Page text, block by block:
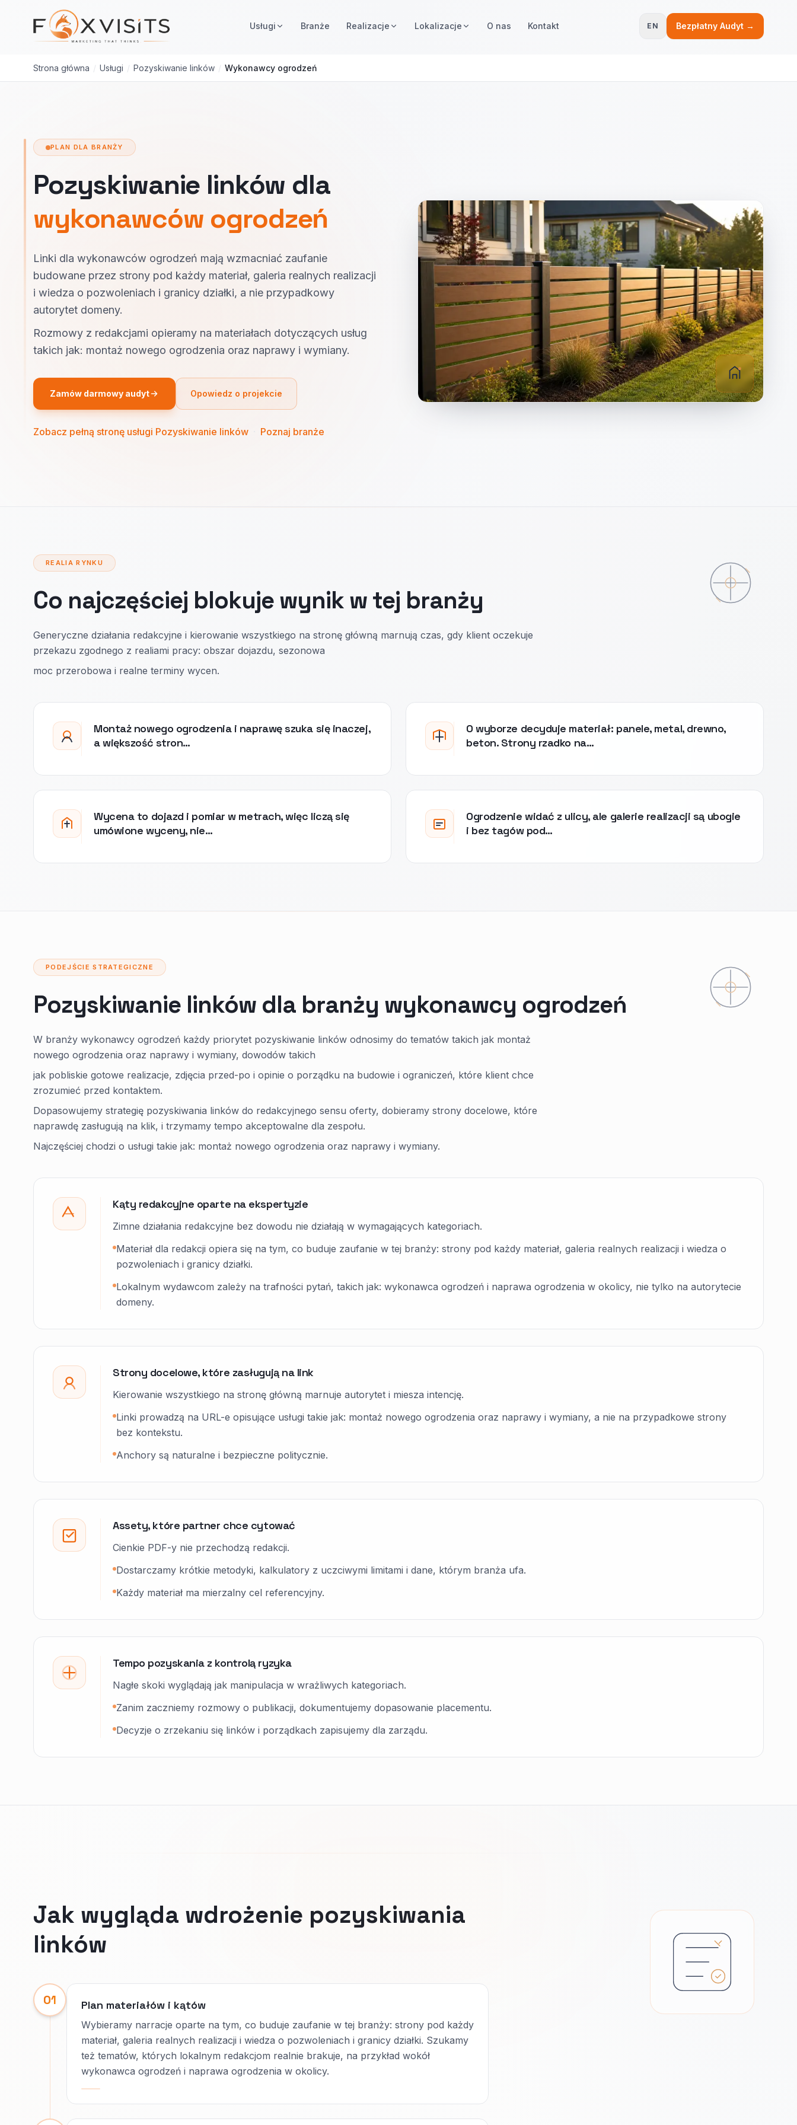
Przejdź do treści głównej
Usługi Branże Realizacje Lokalizacje O nas Kontakt EN Bezpłatny Audyt →
Strona główna / Usługi / Pozyskiwanie linków / Wykonawcy ogrodzeń
PLAN DLA BRANŻY
Pozyskiwanie linków dla
wykonawców ogrodzeń
Linki dla wykonawców ogrodzeń mają wzmacniać zaufanie
budowane przez strony pod każdy materiał, galeria realnych realizacji
i wiedza o pozwoleniach i granicy działki, a nie przypadkowy
autorytet domeny.
Rozmowy z redakcjami opieramy na materiałach dotyczących usług
takich jak: montaż nowego ogrodzenia oraz naprawy i wymiany.
Zamów darmowy audyt Opowiedz o projekcie
Zobacz pełną stronę usługi Pozyskiwanie linków Poznaj branże
REALIA RYNKU
Co najczęściej blokuje wynik w tej branży
Generyczne działania redakcyjne i kierowanie wszystkiego na stronę główną marnują czas, gdy klient oczekuje
przekazu zgodnego z realiami pracy: obszar dojazdu, sezonowa
moc przerobowa i realne terminy wycen.
Montaż nowego ogrodzenia i naprawę szuka się inaczej,
a większość stron…
O wyborze decyduje materiał: panele, metal, drewno,
beton. Strony rzadko na…
Wycena to dojazd i pomiar w metrach, więc liczą się
umówione wyceny, nie…
Ogrodzenie widać z ulicy, ale galerie realizacji są ubogie
i bez tagów pod…
PODEJŚCIE STRATEGICZNE
Pozyskiwanie linków dla branży wykonawcy ogrodzeń
W branży wykonawcy ogrodzeń każdy priorytet pozyskiwanie linków odnosimy do tematów takich jak montaż
nowego ogrodzenia oraz naprawy i wymiany, dowodów takich
jak pobliskie gotowe realizacje, zdjęcia przed-po i opinie o porządku na budowie i ograniczeń, które klient chce
zrozumieć przed kontaktem.
Dopasowujemy strategię pozyskiwania linków do redakcyjnego sensu oferty, dobieramy strony docelowe, które
naprawdę zasługują na klik, i trzymamy tempo akceptowalne dla zespołu.
Najczęściej chodzi o usługi takie jak: montaż nowego ogrodzenia oraz naprawy i wymiany.
Kąty redakcyjne oparte na ekspertyzie
Zimne działania redakcyjne bez dowodu nie działają w wymagających kategoriach.
Materiał dla redakcji opiera się na tym, co buduje zaufanie w tej branży: strony pod każdy materiał, galeria realnych realizacji i wiedza o
pozwoleniach i granicy działki.
Lokalnym wydawcom zależy na trafności pytań, takich jak: wykonawca ogrodzeń i naprawa ogrodzenia w okolicy, nie tylko na autorytecie
domeny.
Strony docelowe, które zasługują na link
Kierowanie wszystkiego na stronę główną marnuje autorytet i miesza intencję.
Linki prowadzą na URL-e opisujące usługi takie jak: montaż nowego ogrodzenia oraz naprawy i wymiany, a nie na przypadkowe strony
bez kontekstu.
Anchory są naturalne i bezpieczne politycznie.
Assety, które partner chce cytować
Cienkie PDF-y nie przechodzą redakcji.
Dostarczamy krótkie metodyki, kalkulatory z uczciwymi limitami i dane, którym branża ufa.
Każdy materiał ma mierzalny cel referencyjny.
Tempo pozyskania z kontrolą ryzyka
Nagłe skoki wyglądają jak manipulacja w wrażliwych kategoriach.
Zanim zaczniemy rozmowy o publikacji, dokumentujemy dopasowanie placementu.
Decyzje o zrzekaniu się linków i porządkach zapisujemy dla zarządu.
Jak wygląda wdrożenie pozyskiwania
linków
01 Plan materiałów i kątów
Wybieramy narracje oparte na tym, co buduje zaufanie w tej branży: strony pod każdy
materiał, galeria realnych realizacji i wiedza o pozwoleniach i granicy działki. Szukamy
też tematów, których lokalnym redakcjom realnie brakuje, na przykład wokół
wykonawca ogrodzeń i naprawa ogrodzenia w okolicy.